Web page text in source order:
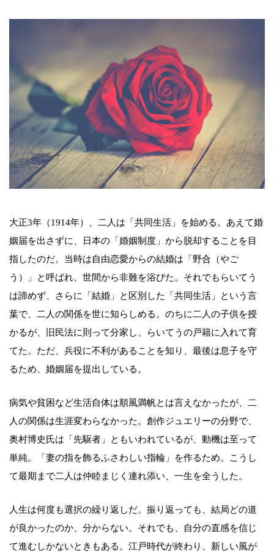
大正3年（1914年）、二人は「共同生活」を始める。あえて婚
姻届を出さずに、日本の「婚姻制度」から脱却することを目
指したのだ。当時は自由恋愛からの結婚は「野合（やご
う）」と呼ばれ、世間から非難を浴びた。それでもらいてう
は諦めず、さらに「結婚」と区別した「共同生活」という言
葉で、二人の関係を世に知らしめる。のちに二人の子供を授
かるが、旧民法に則って分家し、らいてうの戸籍に入れて育
てた。ただ、兵役に不利があることを知り、最後は息子を守
るため、婚姻届を提出している。
病気や貧困など生活自体は順風満帆とは言えなかったが、二
人の関係は生涯変わらなかった。創作ジュエリーの分野で、
奥村博史氏は「先駆者」ともいわれているが、動機は至って
単純。「妻の指を飾るふさわしい指輪」を作るため。こうし
て最期まで二人は仲睦まじく連れ添い、一生を全うした。
人生は何度も選択の繰り返しだ。振り返っても、結局どの道
が良かったのか、分からない。それでも、自分の直感を信じ
て進むしかないときもある。江戸時代が終わり、新しい風が